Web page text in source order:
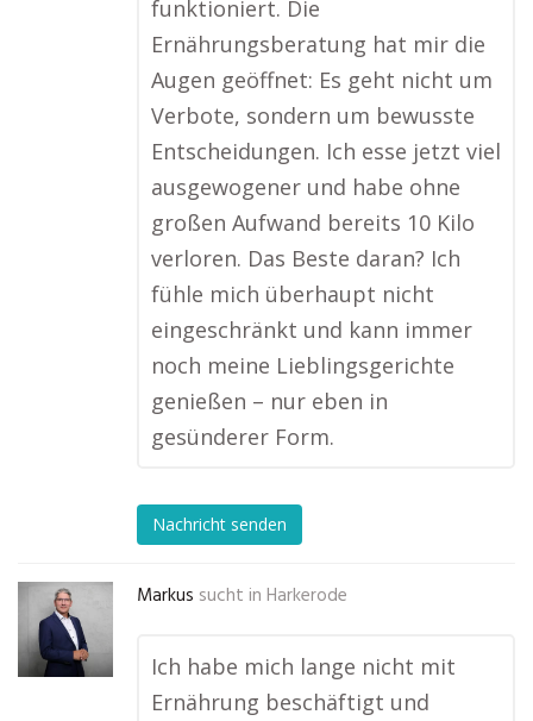
funktioniert. Die
Ernährungsberatung hat mir die
Augen geöffnet: Es geht nicht um
Verbote, sondern um bewusste
Entscheidungen. Ich esse jetzt viel
ausgewogener und habe ohne
großen Aufwand bereits 10 Kilo
verloren. Das Beste daran? Ich
fühle mich überhaupt nicht
eingeschränkt und kann immer
noch meine Lieblingsgerichte
genießen – nur eben in
gesünderer Form.
Nachricht senden
Markus sucht in Harkerode
Ich habe mich lange nicht mit
Ernährung beschäftigt und